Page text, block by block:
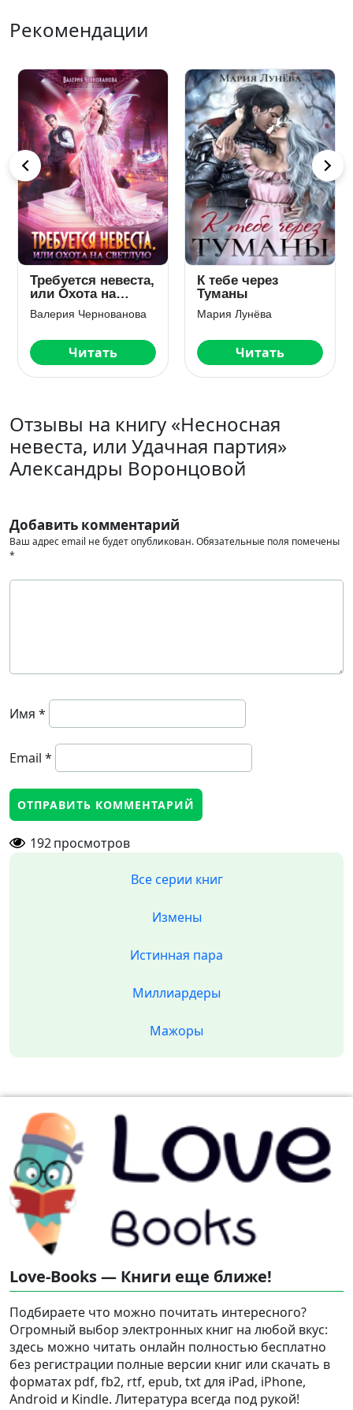
Рекомендации
Запечатанное
счастье
Наталья Самсонова
Читать
Сагертская
Наталья
Читать
Отзывы на книгу «Несносная
невеста, или Удачная партия»
Александры Воронцовой
Добавить комментарий
Ваш адрес email не будет опубликован.Обязательные поля помечены
*
Имя *
Email *
192просмотров
Все серии книг
Измены
Истинная пара
Миллиардеры
Мажоры
Love-Books — Книги еще ближе!
Подбираете что можно почитать интересного?
Огромный выбор электронных книг на любой вкус:
здесь можно читать онлайн полностью бесплатно
без регистрации полные версии книг или скачать в
форматах pdf, fb2, rtf, epub, txt для iPad, iPhone,
Android и Kindle. Литература всегда под рукой!